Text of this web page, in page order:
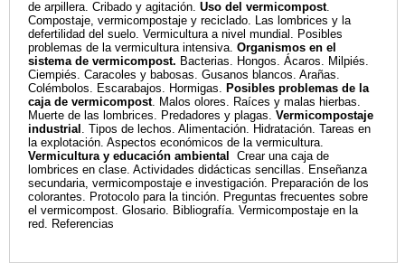
de arpillera. Cribado y agitación. Uso del vermicompost.
Compostaje, vermicompostaje y reciclado. Las lombrices y la
defertilidad del suelo. Vermicultura a nivel mundial. Posibles
problemas de la vermicultura intensiva. Organismos en el
sistema de vermicompost. Bacterias. Hongos. Ácaros. Milpiés.
Ciempiés. Caracoles y babosas. Gusanos blancos. Arañas.
Colémbolos. Escarabajos. Hormigas. Posibles problemas de la
caja de vermicompost. Malos olores. Raíces y malas hierbas.
Muerte de las lombrices. Predadores y plagas. Vermicompostaje
industrial . Tipos de lechos. Alimentación. Hidratación. Tareas en
la explotación. Aspectos económicos de la vermicultura.
Vermicultura y educación ambiental
Crear una caja de
lombrices en clase. Actividades didácticas sencillas. Enseñanza
secundaria, vermicompostaje e investigación. Preparación de los
colorantes. Protocolo para la tinción. Preguntas frecuentes sobre
el vermicompost. Glosario. Bibliografía. Vermicompostaje en la
red. Referencias